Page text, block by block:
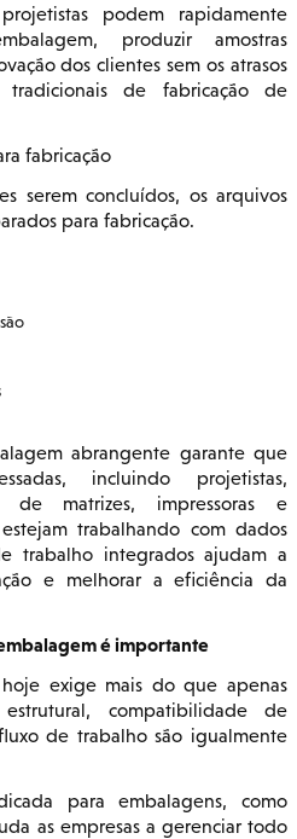
podem rapidamente
produzir amostras
dos clientes sem os atrasos
tradicionais de fabricação de
fabricação
serem concluídos, os arquivos
para fabricação.
abrangente garante que
incluindo projetistas,
de matrizes, impressoras e
trabalhando com dados
trabalho integrados ajudam a
e melhorar a eficiência da
é importante
exige mais do que apenas
compatibilidade de
de trabalho são igualmente
para embalagens, como
as empresas a gerenciar todo